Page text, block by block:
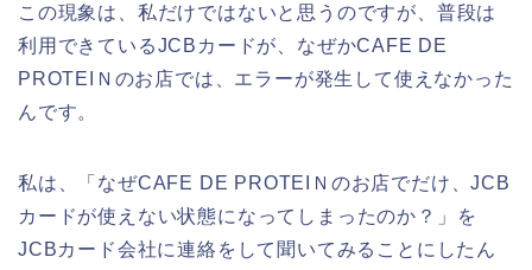
この現象は、私だけではないと思うのですが、普段は
利用できているJCBカードが、なぜかCAFE DE
PROTEIＮのお店では、エラーが発生して使えなかった
んです。
私は、「なぜCAFE DE PROTEIＮのお店でだけ、JCB
カードが使えない状態になってしまったのか？」を
JCBカード会社に連絡をして聞いてみることにしたん